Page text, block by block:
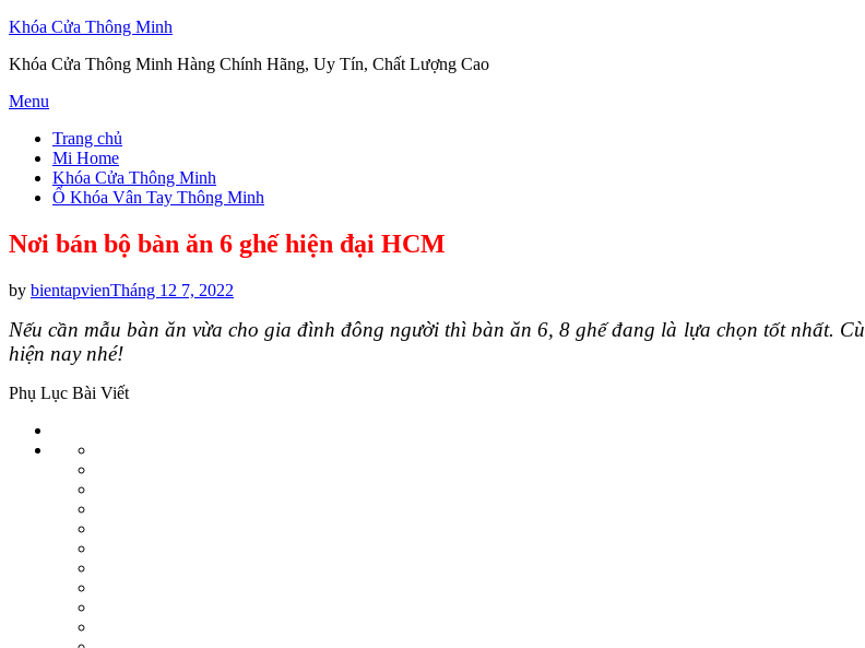
Khóa Cửa Thông Minh
Khóa Cửa Thông Minh Hàng Chính Hãng, Uy Tín, Chất Lượng Cao
Skip
content
Menu
Trang chủ
Mi Home
Khóa Cửa Thông Minh
Ổ Khóa Vân Tay Thông Minh
Nơi bán bộ bàn ăn 6 ghế hiện đại HCM
by bientapvienPosted
Tháng 12 7, 2022
Nếu cần mẫu bàn ăn vừa cho gia đình đông người thì bàn ăn 6, 8 ghế đang là lựa chọn tốt nhất.
hiện nay nhé!
Phụ Lục Bài Viết